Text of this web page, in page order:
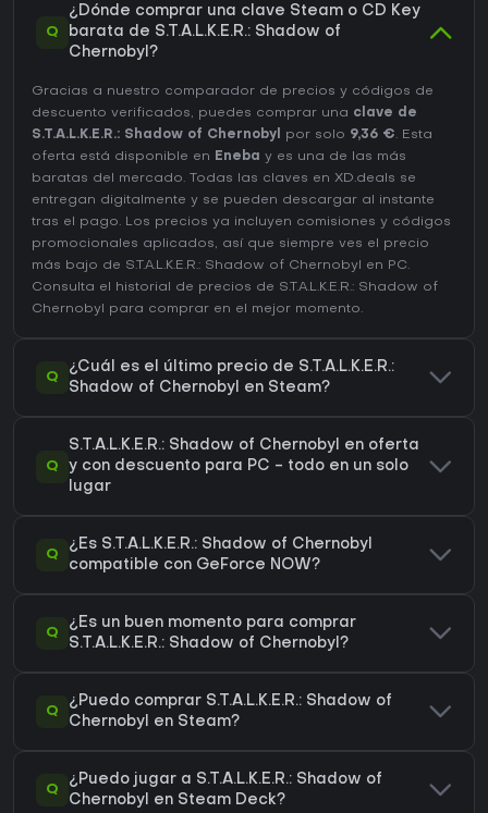
Q
¿Dónde comprar una clave Steam o CD Key
barata de S.T.A.L.K.E.R.: Shadow of
Chernobyl?
Gracias a nuestro comparador de precios y códigos de
descuento verificados, puedes comprar una clave de
S.T.A.L.K.E.R.: Shadow of Chernobyl
por solo 9,36 €. Esta
oferta está disponible en Eneba y es una de las más
baratas del mercado. Todas las claves en XD.deals se
entregan digitalmente y se pueden descargar al instante
tras el pago. Los precios ya incluyen comisiones y códigos
promocionales aplicados, así que siempre ves el precio
más bajo de S.T.A.L.K.E.R.: Shadow of Chernobyl en PC.
Consulta el
historial de precios de S.T.A.L.K.E.R.: Shadow of
Chernobyl
para comprar en el mejor momento.
Q
¿Cuál es el último precio de S.T.A.L.K.E.R.:
Shadow of Chernobyl en Steam?
Q
S.T.A.L.K.E.R.: Shadow of Chernobyl en oferta
y con descuento para PC - todo en un solo
lugar
Q
¿Es S.T.A.L.K.E.R.: Shadow of Chernobyl
compatible con GeForce NOW?
Q
¿Es un buen momento para comprar
S.T.A.L.K.E.R.: Shadow of Chernobyl?
Q
¿Puedo comprar S.T.A.L.K.E.R.: Shadow of
Chernobyl en Steam?
Q
¿Puedo jugar a S.T.A.L.K.E.R.: Shadow of
Chernobyl en Steam Deck?